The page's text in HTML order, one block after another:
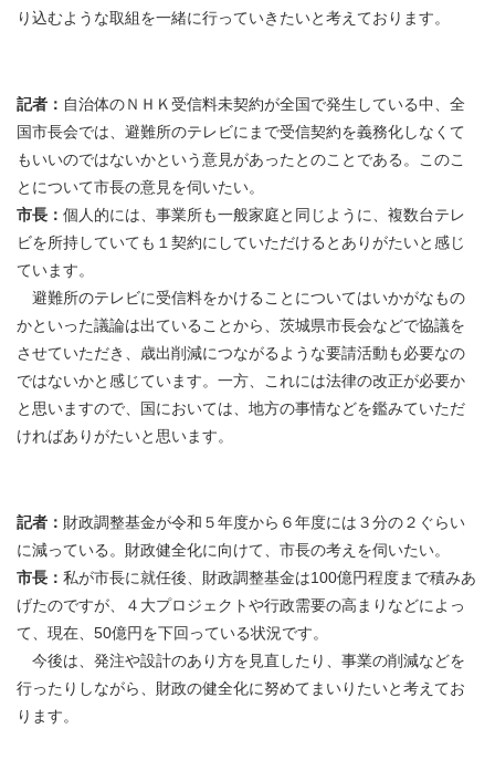
り込むような取組を一緒に行っていきたいと考えております。
記者： 自治体のＮＨＫ受信料未契約が全国で発生している中、全
国市長会では、避難所のテレビにまで受信契約を義務化しなくて
もいいのではないかという意見があったとのことである。このこ
とについて市長の意見を伺いたい。
市長： 個人的には、事業所も一般家庭と同じように、複数台テレ
ビを所持していても１契約にしていただけるとありがたいと感じ
ています。
避難所のテレビに受信料をかけることについてはいかがなもの
かといった議論は出ていることから、茨城県市長会などで協議を
させていただき、歳出削減につながるような要請活動も必要なの
ではないかと感じています。一方、これには法律の改正が必要か
と思いますので、国においては、地方の事情などを鑑みていただ
ければありがたいと思います。
記者： 財政調整基金が令和５年度から６年度には３分の２ぐらい
に減っている。財政健全化に向けて、市長の考えを伺いたい。
市長： 私が市長に就任後、財政調整基金は100億円程度まで積みあ
げたのですが、４大プロジェクトや行政需要の高まりなどによっ
て、現在、50億円を下回っている状況です。
今後は、発注や設計のあり方を見直したり、事業の削減などを
行ったりしながら、財政の健全化に努めてまいりたいと考えてお
ります。